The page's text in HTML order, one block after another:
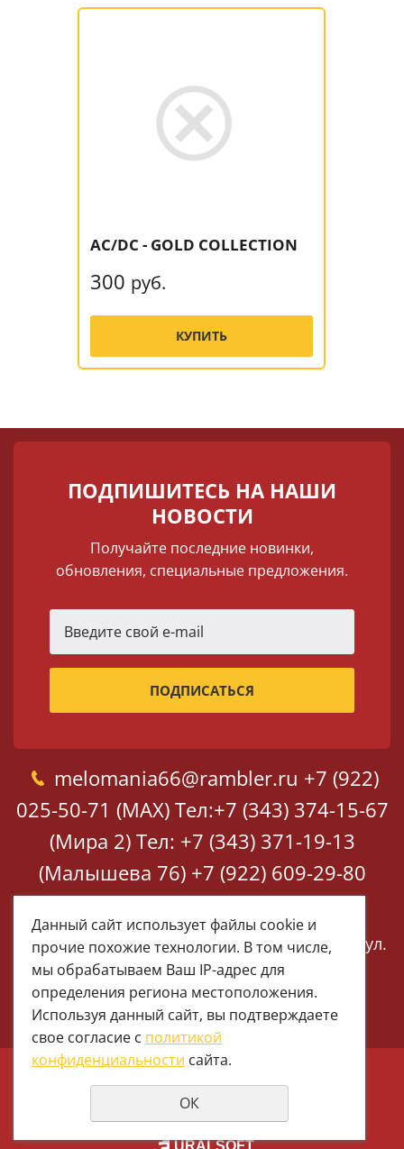
AC/DC - GOLD COLLECTION
300 руб.
КУПИТЬ
ПОДПИШИТЕСЬ НА НАШИ
НОВОСТИ
Получайте последние новинки,
обновления, специальные предложения.
melomania66@rambler.ru +7 (922)
025-50-71 (MAX) Тел:+7 (343) 374-15-67
(Мира 2) Тел: +7 (343) 371-19-13
(Малышева 76) +7 (922) 609-29-80
(MAX)
Екатеринбург, ул. Мира 2
Екатеринбург, ул.
Малышева 76
© 1997 - 2026 Меломания
Политика конфиденциальности
URALSOFT
Данный сайт использует файлы cookie и
прочие похожие технологии. В том числе,
мы обрабатываем Ваш IP-адрес для
определения региона местоположения.
Используя данный сайт, вы подтверждаете
свое согласие с политикой
конфиденциальности сайта.
ОК